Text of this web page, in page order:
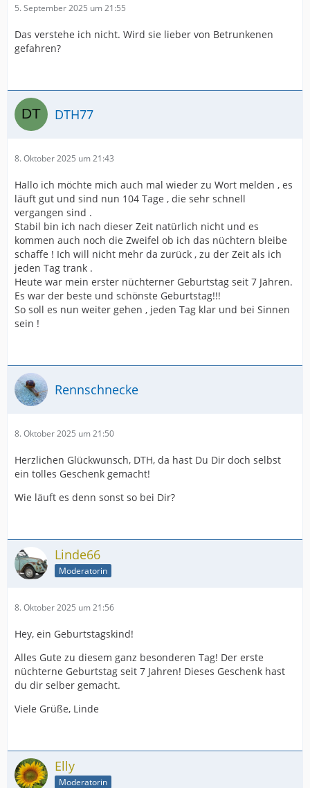
5. September 2025 um 21:55
Das verstehe ich nicht. Wird sie lieber von Betrunkenen
gefahren?
DTH77
8. Oktober 2025 um 21:43
Hallo ich möchte mich auch mal wieder zu Wort melden , es
läuft gut und sind nun 104 Tage , die sehr schnell
vergangen sind .
Stabil bin ich nach dieser Zeit natürlich nicht und es
kommen auch noch die Zweifel ob ich das nüchtern bleibe
schaffe ! Ich will nicht mehr da zurück , zu der Zeit als ich
jeden Tag trank .
Heute war mein erster nüchterner Geburtstag seit 7 Jahren.
Es war der beste und schönste Geburtstag!!!
So soll es nun weiter gehen , jeden Tag klar und bei Sinnen
sein !
Rennschnecke
8. Oktober 2025 um 21:50
Herzlichen Glückwunsch, DTH, da hast Du Dir doch selbst
ein tolles Geschenk gemacht!
Wie läuft es denn sonst so bei Dir?
Linde66
Moderatorin
8. Oktober 2025 um 21:56
Hey, ein Geburtstagskind!
Alles Gute zu diesem ganz besonderen Tag! Der erste
nüchterne Geburtstag seit 7 Jahren! Dieses Geschenk hast
du dir selber gemacht.
Viele Grüße, Linde
Elly
Moderatorin